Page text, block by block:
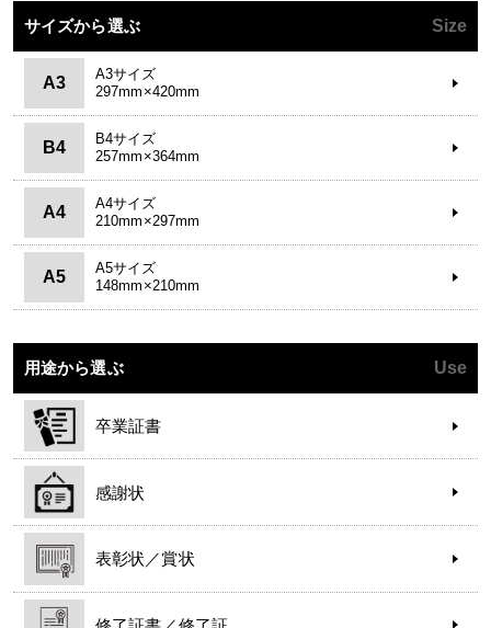
サイズから選ぶ Size
A3
A3サイズ
297mm×420mm
B4
B4サイズ
257mm×364mm
A4
A4サイズ
210mm×297mm
A5
A5サイズ
148mm×210mm
用途から選ぶ Use
卒業証書
感謝状
表彰状／賞状